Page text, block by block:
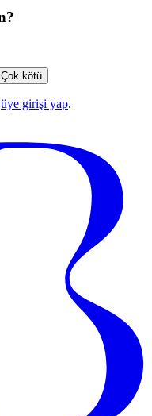
Çok kötü
üye girişi yap.